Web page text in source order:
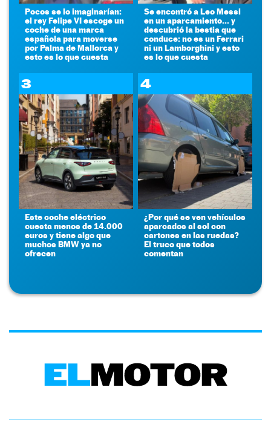
Pocos se lo imaginarían:
el rey Felipe VI escoge un
coche de una marca
española para moverse
por Palma de Mallorca y
esto es lo que cuesta
Se encontró a Leo Messi
en un aparcamiento... y
descubrió la bestia que
conduce: no es un Ferrari
ni un Lamborghini y esto
es lo que cuesta
3
Este coche eléctrico
cuesta menos de 14.000
euros y tiene algo que
muchos BMW ya no
ofrecen
4
¿Por qué se ven vehículos
aparcados al sol con
cartones en las ruedas?
El truco que todos
comentan